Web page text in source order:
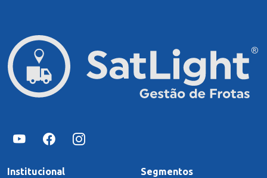
Institucional Segmentos